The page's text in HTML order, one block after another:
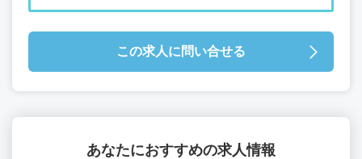
この求人に問い合せる
あなたにおすすめの求人情報